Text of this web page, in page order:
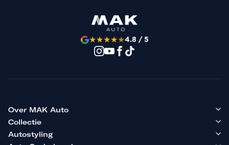
★★★★★4.8 / 5
Over MAK Auto
Collectie
Autostyling